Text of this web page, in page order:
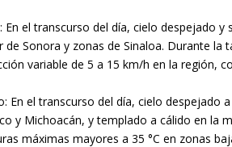
En el transcurso del día, cielo despejado
de Sonora y zonas de Sinaloa. Durante
variable de 5 a 15 km/h en la región,
En el transcurso del día, cielo
y Michoacán, y templado a cálido en la
máximas mayores a 35 °C en zonas